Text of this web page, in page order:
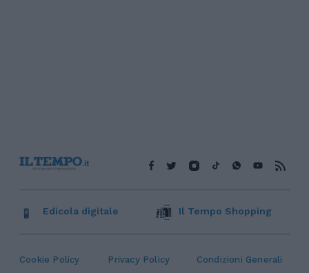
Cookie Policy Privacy Policy Condizioni Generali
Edicola digitale Il Tempo Shopping